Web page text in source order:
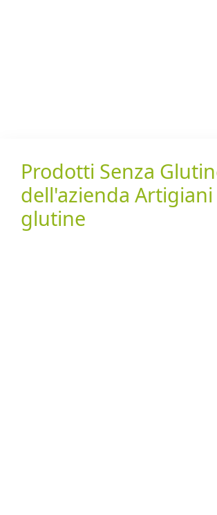
Prodotti Senza
dell'azienda Artigiani
glutine